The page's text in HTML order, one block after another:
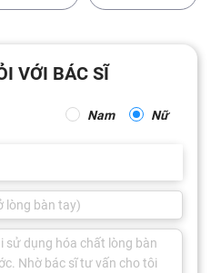
VỚI BÁC SĨ
Nam Nữ